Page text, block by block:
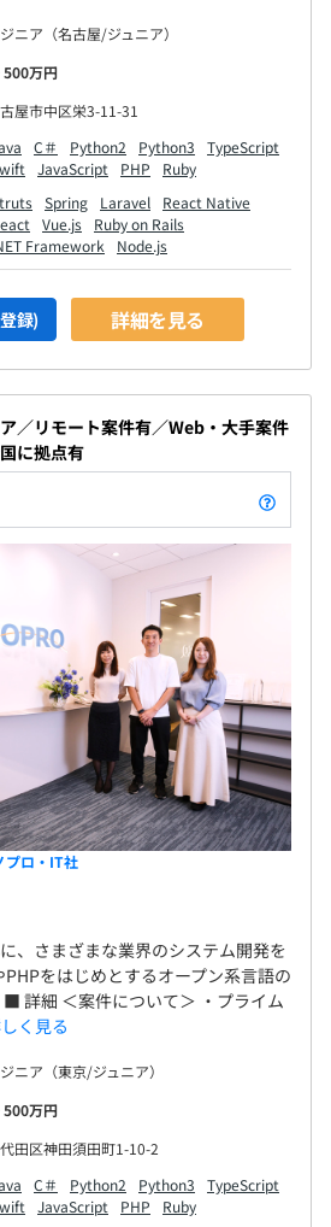
ニア（名古屋/ジュニア）
万円
屋市中区栄3-11-31
C＃ Python2 Python3
TypeScript
JavaScript PHP
Ruby
Spring Laravel
React Native
Vue.js
Ruby on Rails
Framework
Node.js
録) 詳細を見る
／リモート案件有／Web・大手案件
に拠点有
プロ・IT社
、さまざまな業界のシステム開発を
をはじめとするオープン系言語の
詳細 ＜案件について＞ ・プライム
く見る
ニア（東京/ジュニア）
万円
田区神田須田町1-10-2
C＃ Python2 Python3
TypeScript
JavaScript PHP
Ruby